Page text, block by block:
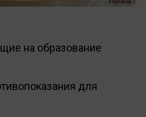
на образование
для